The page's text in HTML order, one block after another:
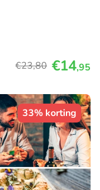
€23,80 €14,95
33% korting